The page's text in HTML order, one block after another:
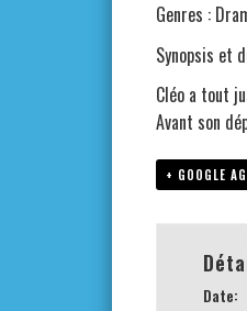
Genres :
Synopsis et
Cléo a tout
Avant son
+ GOOGLE
Date: